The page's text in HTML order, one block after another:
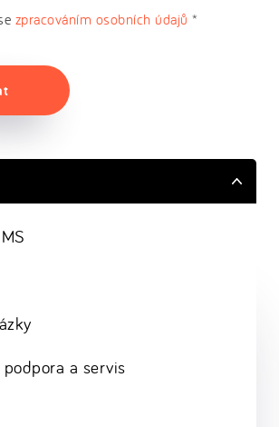
zpracováním osobních údajů *
a servis